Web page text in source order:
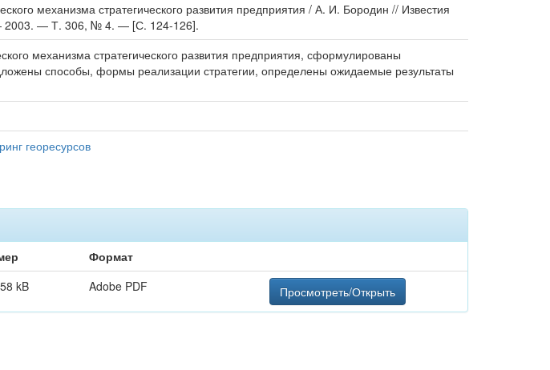
механизма стратегического развития предприятия / А. И. Бородин // Известия
— 2003. — Т. 306, № 4. — [С. 124-126].
механизма стратегического развития предприятия, сформулированы
способы, формы реализации стратегии, определены ожидаемые результаты
георесурсов
Формат
kB Adobe PDF Просмотреть/Открыть